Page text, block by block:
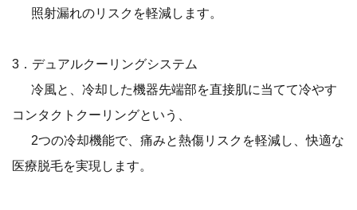
照射漏れのリスクを軽減します。
3．デュアルクーリングシステム
冷風と、冷却した機器先端部を直接肌に当てて冷やす
コンタクトクーリングという、
2つの冷却機能で、痛みと熱傷リスクを軽減し、快適な
医療脱毛を実現します。